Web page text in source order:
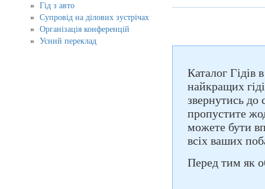
Гід з авто
Супровід на ділових зустрічах
Організація конференцій
Усний переклад
Каталог Гідів
найкращих
звернутись до
пропустите
можете бути
всіх ваших
Перед тим як